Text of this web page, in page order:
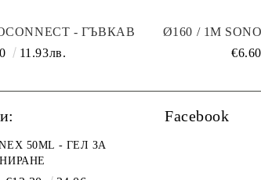
- ГЪВКАВ
С ВАТА
11.93лв.
Ø160 / 1M
€6.60
50ML - ГЕЛ ЗА
Facebook